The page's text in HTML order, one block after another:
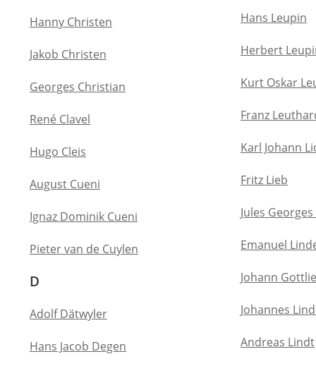
Hanny Christen
Jakob Christen
Georges Christian
René Clavel
Hugo Cleis
August Cueni
Ignaz Dominik Cueni
Pieter van de Cuylen
D
Adolf Dätwyler
Hans Jacob Degen
Hans Leupin
Herbert
Kurt Oskar
Franz
Karl Johann
Fritz Lieb
Jules
Emanuel
Johann
Johannes
Andreas Lindt